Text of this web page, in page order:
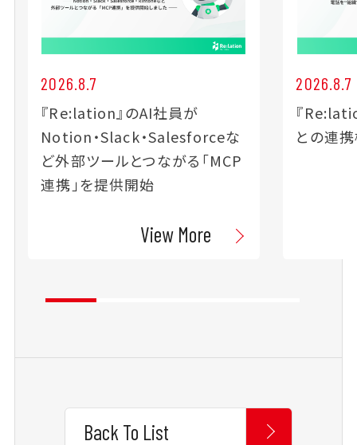
2026.8.7
『Re:lation』のAI社員が
Notion・Slack・Salesforceな
ど外部ツールとつながる「MCP
連携」を提供開始
View More
2026.8.7
『
との連
Back To List